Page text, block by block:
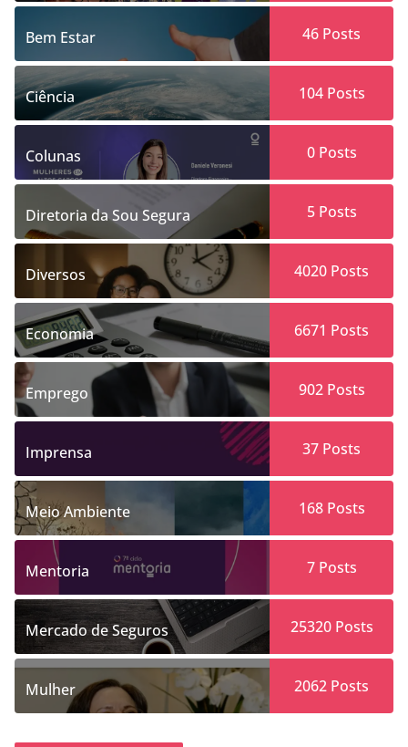
Bem Estar 46 Posts
Ciência 104Posts
Colunas 0Posts
Diretoria da Sou Segura 5Posts
Diversos 4020 Posts
Economia 6671 Posts
Emprego 902Posts
Imprensa 37 Posts
Meio Ambiente 168Posts
Mentoria 7Posts
Mercado de Seguros 25320Posts
Mulher 2062 Posts